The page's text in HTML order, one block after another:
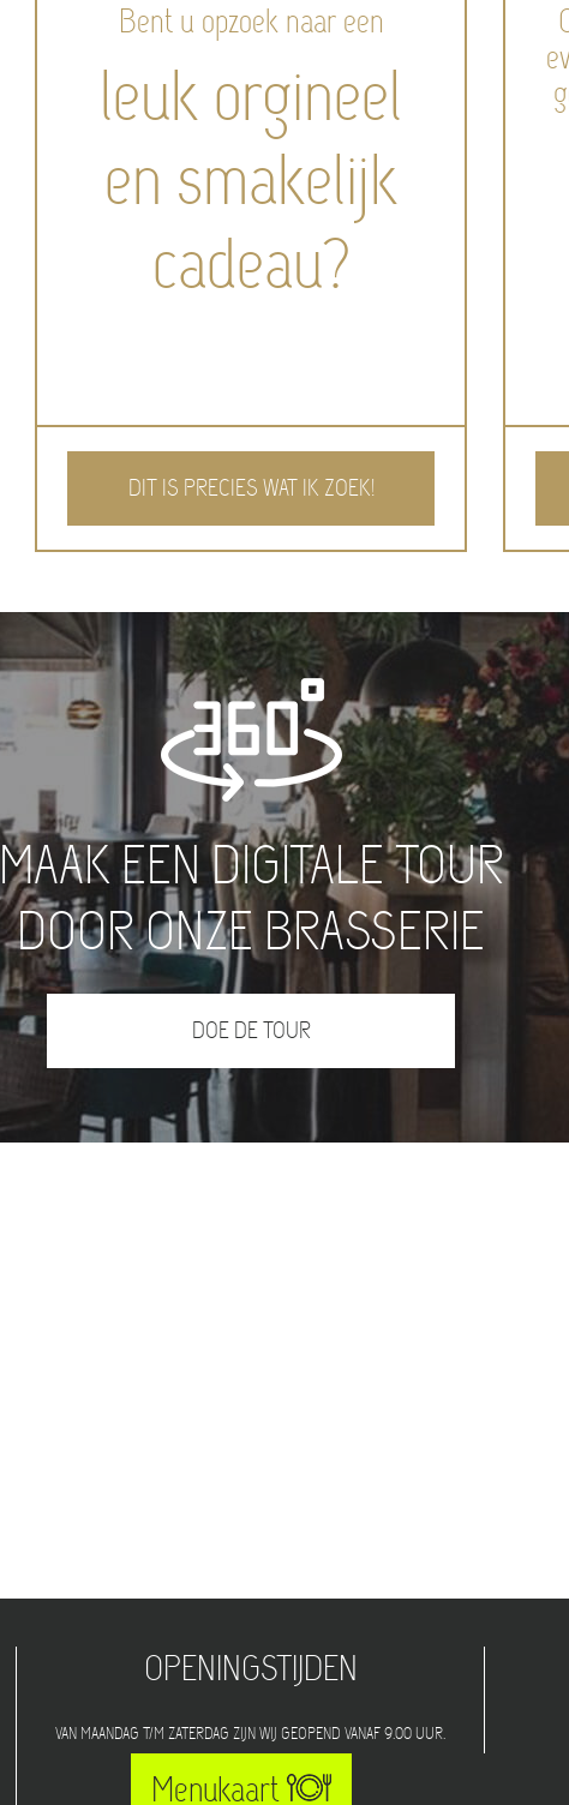
Bent u opzoek naar een
leuk orgineel
en smakelijk
cadeau?
DIT IS PRECIES WAT IK ZOEK!
MAAK EEN DIGITALE TOUR
DOOR ONZE BRASSERIE
DOE DE TOUR
OPENINGSTIJDEN
VAN MAANDAG T/M ZATERDAG ZIJN WIJ GEOPEND VANAF 9.00 UUR.
Menukaart